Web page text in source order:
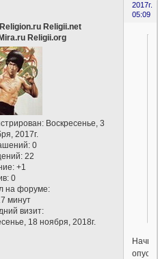
2017г.
05:09
Religii.net
Religii.org
: Воскресенье, 3
2017г.
0
22
+1
0
на форуме:
минут
визит:
18 ноября, 2018г.